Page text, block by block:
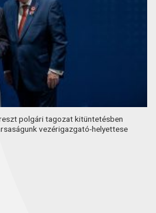
polgári tagozat kitüntetésben
vezérigazgató-helyettese